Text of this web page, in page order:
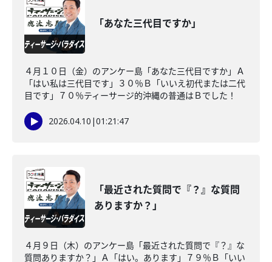
「あなた三代目ですか」
４月１０日（金）のアンケー島「あなた三代目ですか」Ａ
「はい私は三代目です」３０％Ｂ「いいえ初代または二代
目です」７０％ティーサージ的沖縄の普通はＢでした！
2026.04.10 |01:21:47
「最近された質問で『？』な質問
ありますか？」
４月９日（木）のアンケー島「最近された質問で『？』な
質問ありますか？」Ａ「はい。あります」７９％Ｂ「いい